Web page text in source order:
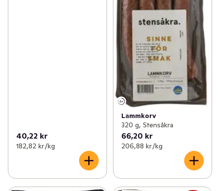
✓ Fläsk- och köttkorv
40,22 kr
182,82 kr /kg
Lammkorv
320 g, Stensåkra
66,20 kr
206,88 kr /kg